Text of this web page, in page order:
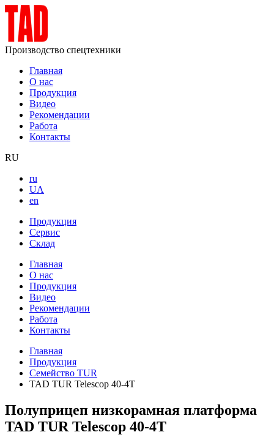
Производство спецтехники
Главная
О нас
Продукция
Видео
Рекомендации
Работа
Контакты
RU
ru
UA
en
Продукция
Сервис
Склад
Главная
О нас
Продукция
Видео
Рекомендации
Работа
Контакты
Главная
Продукция
Семейство TUR
TAD TUR Telescop 40-4T
Полуприцеп низкорамная платформа
TAD TUR Telescop 40-4T